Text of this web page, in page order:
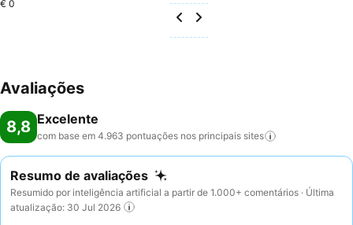
€ 0
Avaliações
8,8 Excelente
com base em 4.963 pontuações nos principais sites
Resumo de avaliações
Resumido por inteligência artificial a partir de 1.000+ comentários · Última
atualização: 30 Jul 2026